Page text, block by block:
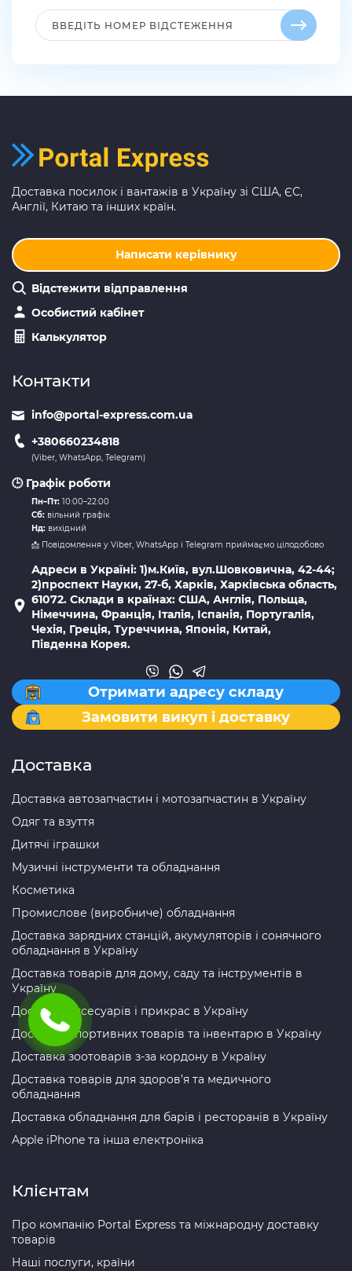
Доставка посилок і вантажів в Україну зі США, ЄС,
Англії, Китаю та інших країн.
Написати керівнику
Відстежити відправлення
Особистий кабінет
Калькулятор
Контакти
info@portal-express.com.ua
+380660234818
(Viber, WhatsApp, Telegram)
🕒 Графік роботи
Пн–Пт: 10:00–22:00
Сб: вільний графік
Нд: вихідний
📩 Повідомлення у Viber, WhatsApp і Telegram приймаємо цілодобово
Адреси в Україні: 1)м.Київ, вул.Шовковична, 42-44;
2)проспект Науки, 27-б, Харків, Харківська область,
61072. Склади в країнах: США, Англія, Польща,
Німеччина, Франція, Італія, Іспанія, Португалія,
Чехія, Греція, Туреччина, Японія, Китай,
Південна Корея.
Отримати адресу складу
Замовити викуп і доставку
Доставка
Доставка автозапчастин і мотозапчастин в Україну
Одяг та взуття
Дитячі іграшки
Музичні інструменти та обладнання
Косметика
Промислове (виробниче) обладнання
Доставка зарядних станцій, акумуляторів і сонячного
обладнання в Україну
Доставка товарів для дому, саду та інструментів в
Україну
Доставка аксесуарів і прикрас в Україну
Доставка спортивних товарів та інвентарю в Україну
Доставка зоотоварів з-за кордону в Україну
Доставка товарів для здоров’я та медичного
обладнання
Доставка обладнання для барів і ресторанів в Україну
Apple iPhone та інша електроніка
Клієнтам
Про компанію Portal Express та міжнародну доставку
товарів
Наші послуги, країни